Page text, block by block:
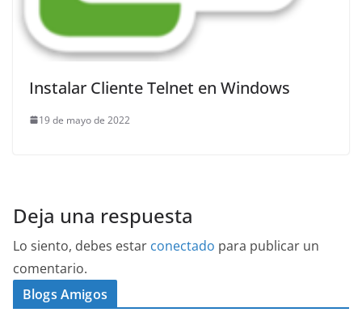
Instalar Cliente Telnet en Windows
19 de mayo de 2022
Deja una respuesta
Lo siento, debes estar conectado para publicar un
comentario.
Blogs Amigos